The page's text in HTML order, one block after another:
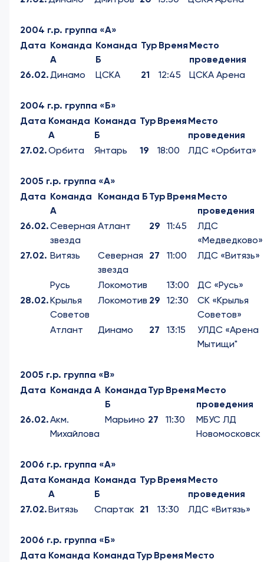
2004 г.р. группа «А»
Дата Команда
А
Команда
Б
Тур Время Место
проведения
26.02.Динамо ЦСКА 21 12:45 ЦСКА Арена
2004 г.р. группа «Б»
Дата Команда
А
Команда
Б
Тур Время Место
проведения
27.02.Орбита Янтарь 19 18:00 ЛДС «Орбита»
2005 г.р. группа «А»
Дата Команда
А
Команда Б Тур Время Место
проведения
26.02.Северная
звезда
Атлант 29 11:45
ЛДС
«Медведково»
27.02. Витязь
Северная
звезда
27 11:00 ЛДС «Витязь»
Русь Локомотив 13:00
ДС «Русь»
28.02.Крылья
Советов
Локомотив 29 12:30
СК «Крылья
Советов»
Атлант
Динамо 27 13:15
УЛДС «Арена
Мытищи"
2005 г.р. группа «В»
Дата Команда А Команда
Б
Тур Время Место
проведения
26.02.Акм.
Михайлова
Марьино 27 11:30
МБУС ЛД
Новомосковск
2006 г.р. группа «А»
Дата Команда
А
Команда
Б
Тур Время Место
проведения
27.02.Витязь Спартак 21 13:30 ЛДС «Витязь»
2006 г.р. группа «Б»
Дата Команда Команда Тур Время Место